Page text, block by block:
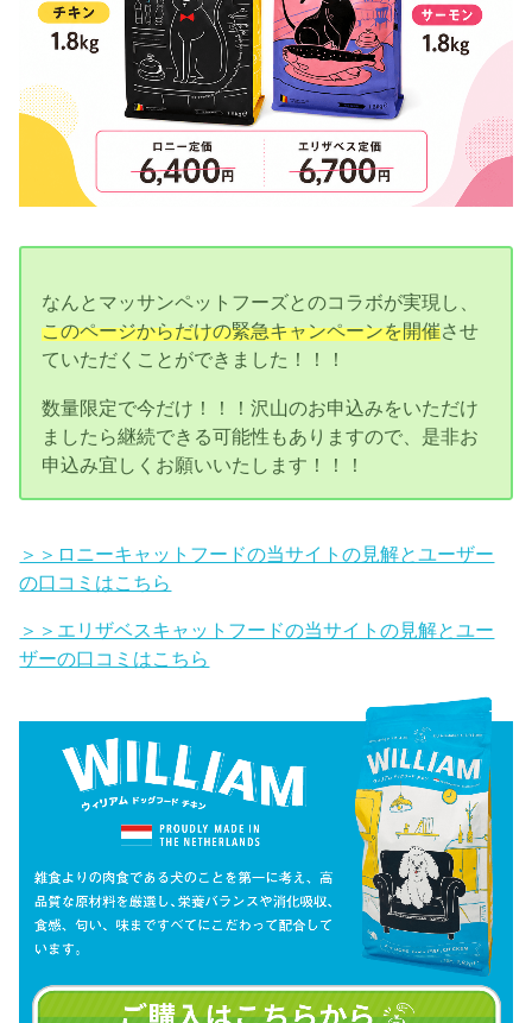
なんとマッサンペットフーズとのコラボが実現し、
このページからだけの緊急キャンペーンを開催させ
ていただくことができました！！！
数量限定で今だけ！！！沢山のお申込みをいただけ
ましたら継続できる可能性もありますので、是非お
申込み宜しくお願いいたします！！！
＞＞ロニーキャットフードの当サイトの見解とユーザー
の口コミはこちら
＞＞エリザベスキャットフードの当サイトの見解とユー
ザーの口コミはこちら